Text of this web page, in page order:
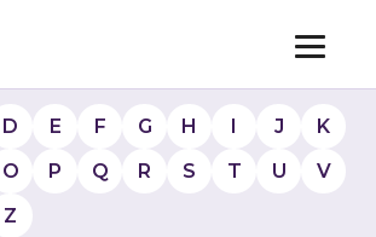
D E F G H I J
K
O P Q R S T U
V
Z